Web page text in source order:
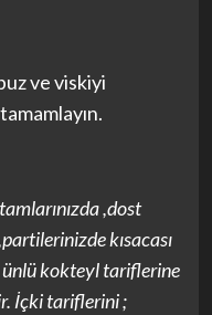
ve viskiyi
,dost
kısacası
ünlü kokteyl tariflerine
İçki tariflerini ;